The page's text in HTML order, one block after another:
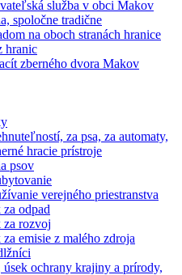
služba v obci Makov
spoločne tradične
na oboch stranách hranice
hranic
zberného dvora Makov
za psa, za automaty,
hracie prístroje
psov
verejného priestranstva
odpad
za rozvoj
emisie z malého zdroja
úsek ochrany krajiny a prírody,